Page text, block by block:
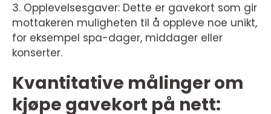
3. Opplevelsesgaver: Dette er gavekort som gir
mottakeren muligheten til å oppleve noe unikt,
for eksempel spa-dager, middager eller
konserter.
Kvantitative målinger om
kjøpe gavekort på nett: